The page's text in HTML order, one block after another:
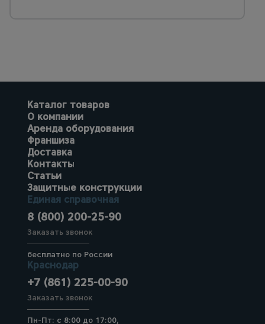
Каталог товаров
О компании
Аренда оборудования
Франшиза
Доставка
Контакты
Статьи
Защитные конструкции
Единая справочная
8 (800) 200-25-90
Заказать звонок
бесплатно по России
Краснодар
+7 (861) 225-00-90
Заказать звонок
Пн-Пт: с 8:00 до 17:00,